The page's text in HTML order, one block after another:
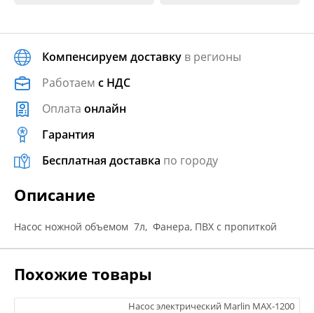
Компенсируем доставку в регионы
Работаем с НДС
Оплата онлайн
Гарантия
Бесплатная доставка по городу
Описание
Насос ножной объемом 7л, Фанера, ПВХ с пропиткой
Похожие товары
Насос электрический Marlin MAX-1200